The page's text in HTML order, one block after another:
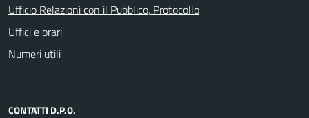
Ufficio Relazioni con il Pubblico, Protocollo
Uffici e orari
Numeri utili
CONTATTI D.P.O.